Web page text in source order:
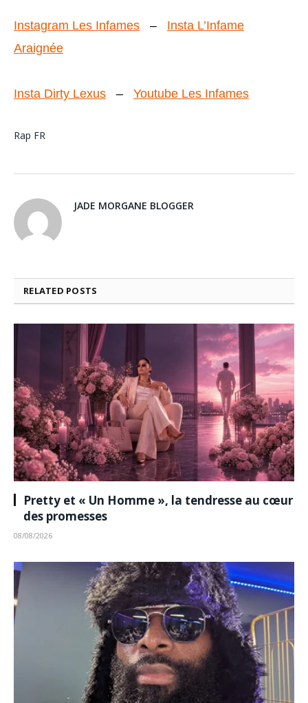
Instagram Les Infames – Insta L’Infame
Araignée
Insta Dirty Lexus – Youtube Les Infames
Rap FR
JADE MORGANE BLOGGER
RELATED POSTS
Pretty et « Un Homme », la tendresse au cœur
des promesses
08/08/2026